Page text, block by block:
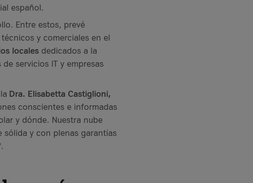
español.
Entre estos, prevé
y comerciales en el
locales dedicados a la
servicios IT y empresas
Dra. Elisabetta Castiglioni,
conscientes e informadas
y dónde. Nuestra nube
sólida y con plenas garantías